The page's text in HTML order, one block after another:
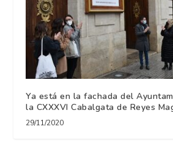
Ya está en la fachada del
la CXXXVI Cabalgata de Reyes
29/11/2020